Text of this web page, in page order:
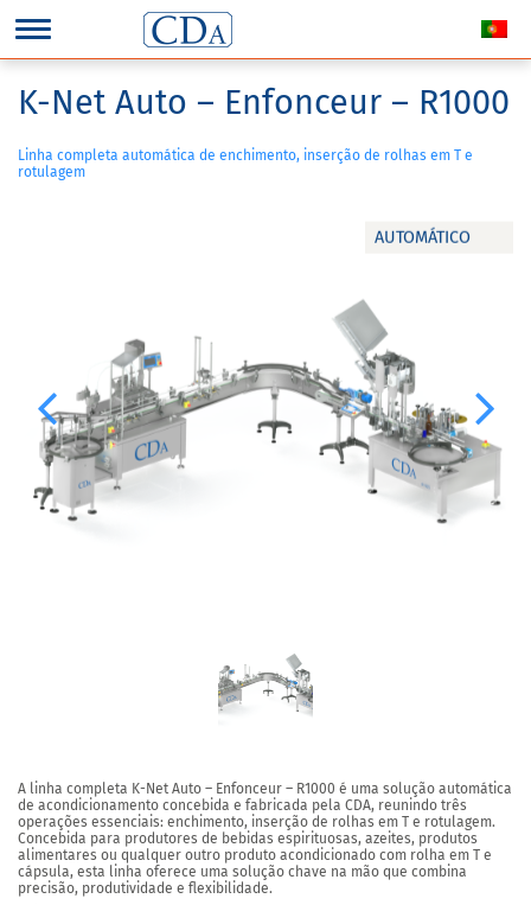
AUTOMÁTICO
Previous Next
K-Net Auto – Enfonceur – R1000
Linha completa automática de enchimento, inserção de rolhas em T e
rotulagem
A linha completa K-Net Auto – Enfonceur – R1000 é uma solução automática
de acondicionamento concebida e fabricada pela CDA, reunindo três
operações essenciais: enchimento, inserção de rolhas em T e rotulagem.
Concebida para produtores de bebidas espirituosas, azeites, produtos
alimentares ou qualquer outro produto acondicionado com rolha em T e
cápsula, esta linha oferece uma solução chave na mão que combina
precisão, produtividade e flexibilidade.